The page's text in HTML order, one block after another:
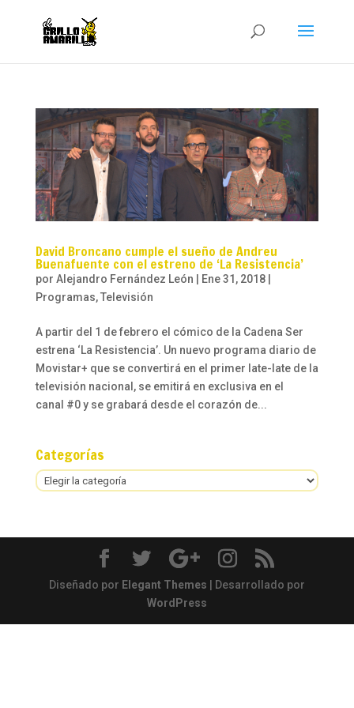
David Broncano cumple el sueño de Andreu
Buenafuente con el estreno de ‘La Resistencia’
por Alejandro Fernández León Ene 31, 2018|
Programas,Televisión
A partir del 1 de febrero el cómico de la Cadena Ser
estrena ‘La Resistencia’. Un nuevo programa diario de
Movistar+ que se convertirá en el primer late-late de la
televisión nacional, se emitirá en exclusiva en el
canal #0 y se grabará desde el corazón de...
Categorías
Categorías
Diseñado por Elegant Themes | Desarrollado por
WordPress